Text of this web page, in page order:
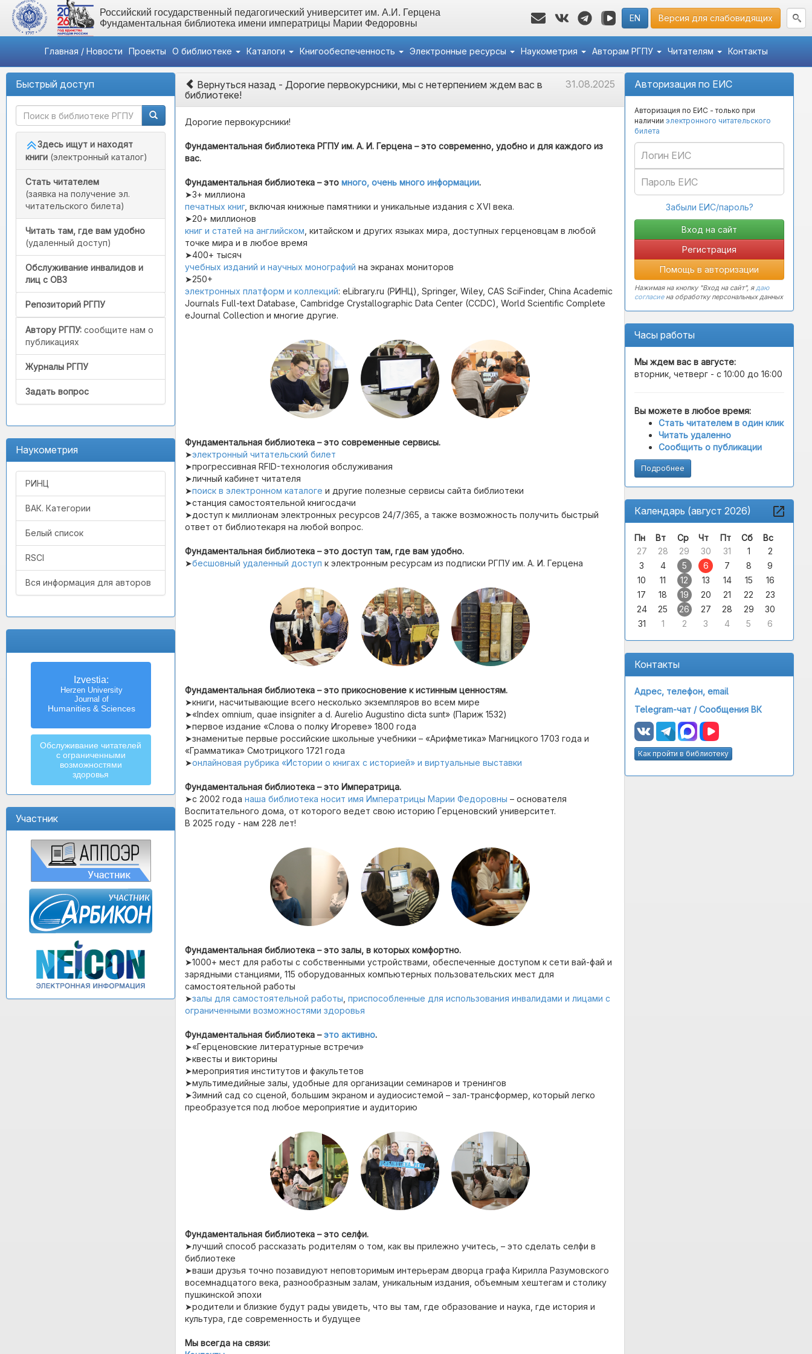
Российский государственный педагогический университет им. А.И. Герцена
Фундаментальная библиотека имени императрицы Марии Федоровны
EN Версия для слабовидящих
Главная / Новости Проекты О библиотеке Каталоги Книгообеспеченность Электронные ресурсы Наукометрия Авторам РГПУ Читателям Контакты
Быстрый доступ
Здесь ищут и находят
книги (электронный каталог)
Стать читателем
(заявка на получение эл.
читательского билета)
Читать там, где вам удобно
(удаленный доступ)
Обслуживание инвалидов и
лиц с ОВЗ
Репозиторий РГПУ
Автору РГПУ: сообщите нам о
публикациях
Журналы РГПУ
Задать вопрос
Наукометрия
РИНЦ
ВАК. Категории
Белый список
RSCI
Вся информация для авторов
Izvestia:
Herzen University
Journal of
Humanities & Sciences
Обслуживание читателей
с ограниченными
возможностями
здоровья
Участник
Авторизация по ЕИС
Авторизация по ЕИС - только при
наличии электронного читательского
билета
Забыли ЕИС/пароль?
Регистрация
Помощь в авторизации
Нажимая на кнопку "Вход на сайт", ядаю
согласиена обработку персональных данных
Часы работы
Мы ждем вас в августе:
вторник, четверг - с 10:00 до 16:00
Вы можете в любое время:
Стать читателем в один клик
Читать удаленно
Сообщить о публикации
Подробнее
Календарь (август 2026)
Пн Вт Ср Чт Пт Сб
Вс
27
28 29 30 31 1
2
3
4 5 6 7 8
9
10
11 12 13 14 15
16
17
18 19 20 21 22
23
24
25 26 27 28 29
30
31
1 2 3 4 5 6
Контакты
Адрес, телефон, email
Telegram-чат /Сообщения ВК
Как пройти в библиотеку
31.08.2025
Вернуться назад - Дорогие первокурсники, мы с нетерпением ждем вас в
библиотеке!
Дорогие первокурсники!
Фундаментальная библиотека РГПУ им. А. И. Герцена – это современно, удобно и для каждого из
вас.
Фундаментальная библиотека – это много, очень много информации.
➤3+ миллиона
печатных книг, включая книжные памятники и уникальные издания с XVI века.
➤20+ миллионов
книг и статей на английском , китайском и других языках мира, доступных герценовцам в любой
точке мира и в любое время
➤400+ тысяч
учебных изданий и научных монографий на экранах мониторов
➤250+
электронных платформ и коллекций: eLibrary.ru (РИНЦ), Springer, Wiley, CAS SciFinder, China Academic
Journals Full-text Database, Cambridge Crystallographic Data Center (CCDC), World Scientific Complete
eJournal Collection и многие другие.
Фундаментальная библиотека – это современные сервисы.
➤электронный читательский билет
➤прогрессивная RFID-технология обслуживания
➤личный кабинет читателя
➤поиск в электронном каталоге и другие полезные сервисы сайта библиотеки
➤станция самостоятельной книгосдачи
➤доступ к миллионам электронных ресурсов 24/7/365, а также возможность получить быстрый
ответ от библиотекаря на любой вопрос.
Фундаментальная библиотека – это доступ там, где вам удобно.
➤бесшовный удаленный доступ к электронным ресурсам из подписки РГПУ им. А. И. Герцена
Фундаментальная библиотека – это прикосновение к истинным ценностям.
➤книги, насчитывающие всего несколько экземпляров во всем мире
➤«Index omnium, quae insigniter a d. Aurelio Augustino dicta sunt» (Париж 1532)
➤первое издание «Слова о полку Игореве» 1800 года
➤знаменитые первые российские школьные учебники – «Арифметика» Магницкого 1703 года и
«Грамматика» Смотрицкого 1721 года
➤онлайновая рубрика «Истории о книгах с историей» и виртуальные выставки
Фундаментальная библиотека – это Императрица.
➤с 2002 года наша библиотека носит имя Императрицы Марии Федоровны – основателя
Воспитательного дома, от которого ведет свою историю Герценовский университет.
В 2025 году - нам 228 лет!
Фундаментальная библиотека – это залы, в которых комфортно.
➤1000+ мест для работы с собственными устройствами, обеспеченные доступом к сети вай-фай и
зарядными станциями, 115 оборудованных компьютерных пользовательских мест для
самостоятельной работы
➤залы для самостоятельной работы приспособленные для использования инвалидами и лицами с
ограниченными возможностями здоровья
Фундаментальная библиотека –это активно.
➤«Герценовские литературные встречи»
➤квесты и викторины
➤мероприятия институтов и факультетов
➤мультимедийные залы, удобные для организации семинаров и тренингов
➤Зимний сад со сценой, большим экраном и аудиосистемой – зал-трансформер, который легко
преобразуется под любое мероприятие и аудиторию
Фундаментальная библиотека – это селфи.
➤лучший способ рассказать родителям о том, как вы прилежно учитесь, – это сделать селфи в
библиотеке
➤ваши друзья точно позавидуют неповторимым интерьерам дворца графа Кирилла Разумовского
восемнадцатого века, разнообразным залам, уникальным издания, объемным хештегам и столику
пушкинской эпохи
➤родители и близкие будут рады увидеть, что вы там, где образование и наука, где история и
культура, где современность и будущее
Мы всегда на связи: